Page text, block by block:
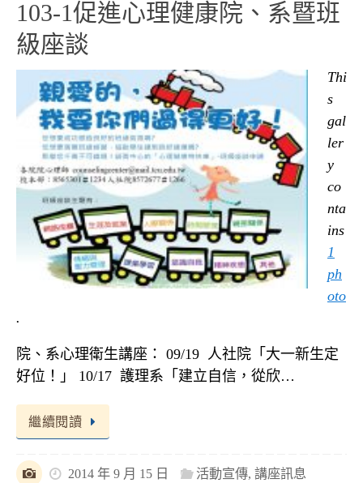
103-1促進心理健康院、系暨班
級座談
Thi
s
gal
ler
y
co
nta
ins
1
ph
oto
.
院、系心理衛生講座： 09/19 人社院「大一新生定
好位！」 10/17 護理系「建立自信，從欣…
繼續閱讀
2014 年 9 月 15 日 活動宣傳,講座訊息